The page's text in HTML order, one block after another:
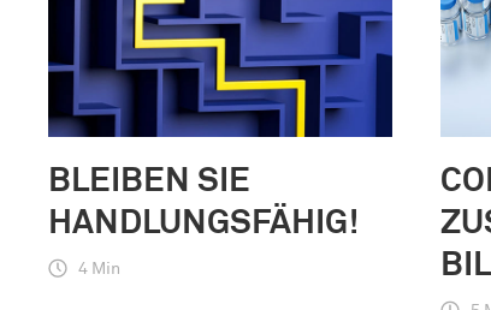
BLEIBEN SIE
HANDLUNGSFÄHIG!
4 Min